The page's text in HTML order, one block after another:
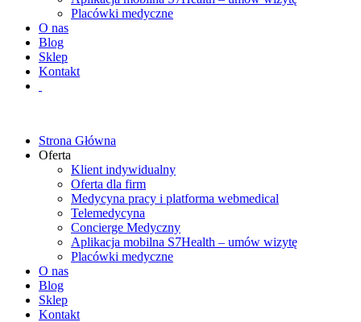
Placówki medyczne
O nas
Blog
Sklep
Kontakt
Strona Główna
Oferta
Klient indywidualny
Oferta dla firm
Medycyna pracy i platforma webmedical
Telemedycyna
Concierge Medyczny
Aplikacja mobilna S7Health – umów wizytę
Placówki medyczne
O nas
Blog
Sklep
Kontakt